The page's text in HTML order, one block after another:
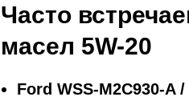
Часто
масел 5W-20
Ford WSS-M2C930-A